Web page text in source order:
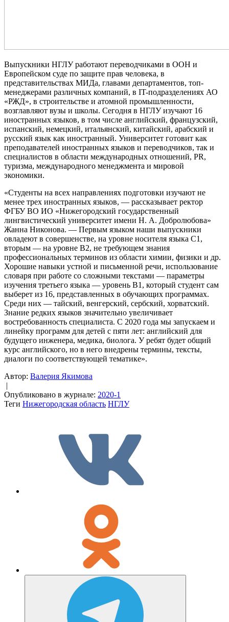
Выпускники НГЛУ работают переводчиками в ООН и
Европейском суде по защите прав человека, в
представительствах МИДа, главами департаментов, топ-
менеджерами различных компаний, в IT-подразделениях АО
«РЖД», в строительстве и атомной промышленности,
возглавляют вузы и школы. Сегодня в НГЛУ изучают 16
иностранных языков, в том числе английский, французский,
испанский, немецкий, итальянский, китайский, арабский и
русский язык как иностранный. Университет готовит как
преподавателей иностранных языков и переводчиков, так и
специалистов в области международных отношений, PR,
туризма, международного менеджмента и мировой
экономики.
«Студенты на всех направлениях подготовки изучают не
менее трех иностранных языков, — рассказывает ректор
ФГБУ ВО ИО «Нижегородский государственный
лингвистический университет имени Н. А. Добролюбова»
Жанна Никонова. — Первым языком наши выпускники
овладеют в совершенстве, на уровне носителя языка С1,
вторым — на уровне В2, не требующем знания
профессиональных терминов из области химии, физики и др.
Хорошие навыки устной и письменной речи, использование
словаря при работе со сложными текстами — параметры
изучения третьего языка — уровень В1, который студент сам
выберет из 16, представленных в обучающих программах.
Среди них — тайский, венгерский, сербский, хорватский.
Знание редких языков значительно увеличивает
востребованность специалиста. С 2020 года мы запускаем и
линейку программ для детей с пяти лет: английский для
будущего инженера, медика, биолога. У ребят будет общий
курс английского, но в него внедрены термины, тексты,
диалоги по соответствующей тематике».
Автор: Валерия Якимова
|
Опубликовано в журнале: 2020-1
Теги Нижегородская область НГЛУ